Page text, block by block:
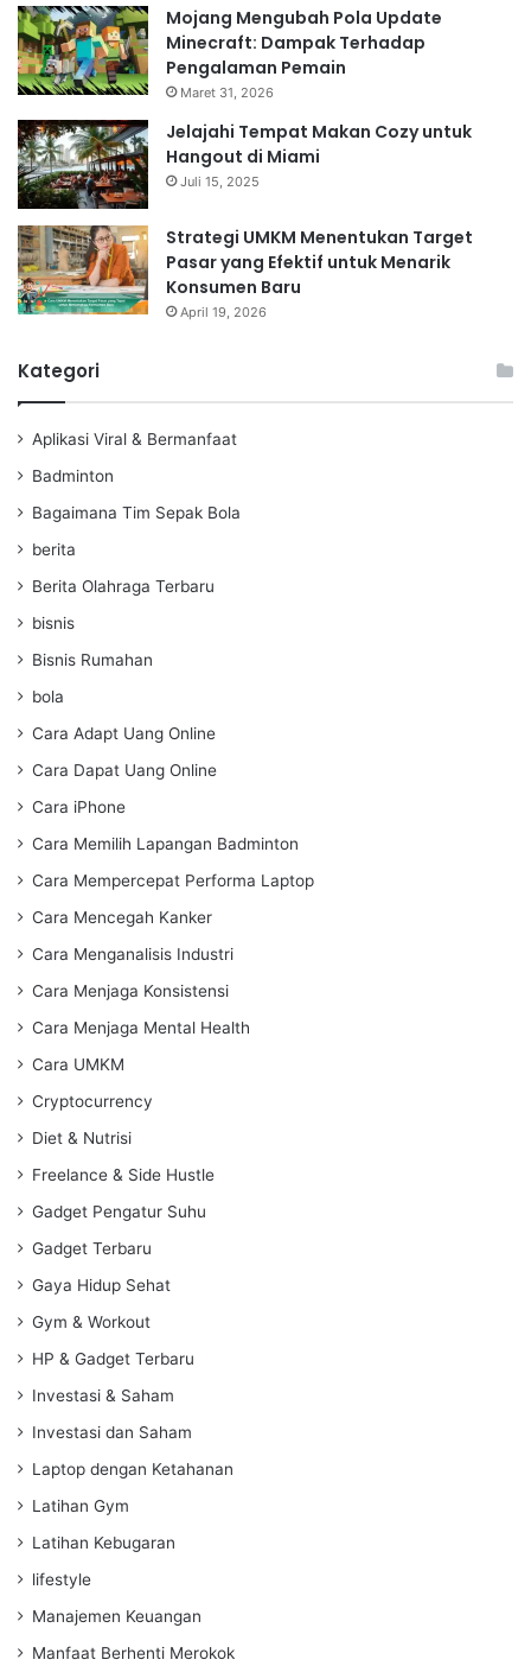
Mojang Mengubah Pola Update
Minecraft: Dampak Terhadap
Pengalaman Pemain
Maret 31, 2026
Jelajahi Tempat Makan Cozy untuk
Hangout di Miami
Juli 15, 2025
Strategi UMKM Menentukan Target
Pasar yang Efektif untuk Menarik
Konsumen Baru
April 19, 2026
Kategori
Aplikasi Viral & Bermanfaat
Badminton
Bagaimana Tim Sepak Bola
berita
Berita Olahraga Terbaru
bisnis
Bisnis Rumahan
bola
Cara Adapt Uang Online
Cara Dapat Uang Online
Cara iPhone
Cara Memilih Lapangan Badminton
Cara Mempercepat Performa Laptop
Cara Mencegah Kanker
Cara Menganalisis Industri
Cara Menjaga Konsistensi
Cara Menjaga Mental Health
Cara UMKM
Cryptocurrency
Diet & Nutrisi
Freelance & Side Hustle
Gadget Pengatur Suhu
Gadget Terbaru
Gaya Hidup Sehat
Gym & Workout
HP & Gadget Terbaru
Investasi & Saham
Investasi dan Saham
Laptop dengan Ketahanan
Latihan Gym
Latihan Kebugaran
lifestyle
Manajemen Keuangan
Manfaat Berhenti Merokok